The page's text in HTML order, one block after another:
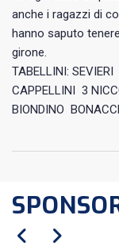
anche i ragazzi di
hanno saputo
girone.
TABELLINI:
CAPPELLINI 3
BIONDINO